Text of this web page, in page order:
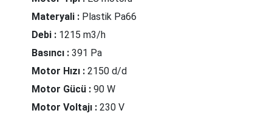
Materyali : Plastik Pa66
Debi : 1215 m3/h
Basıncı : 391 Pa
Motor Hızı : 2150 d/d
Motor Gücü : 90 W
Motor Voltajı : 230 V